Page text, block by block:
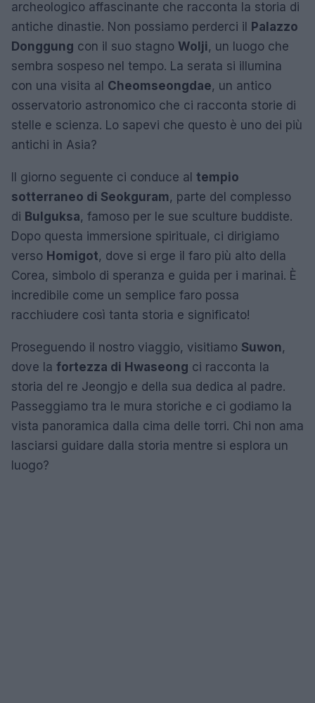
archeologico affascinante che racconta la storia di
antiche dinastie. Non possiamo perderci il Palazzo
Donggung con il suo stagno Wolji, un luogo che
sembra sospeso nel tempo. La serata si illumina
con una visita al Cheomseongdae, un antico
osservatorio astronomico che ci racconta storie di
stelle e scienza. Lo sapevi che questo è uno dei più
antichi in Asia?
Il giorno seguente ci conduce al tempio
sotterraneo di Seokguram, parte del complesso
di Bulguksa, famoso per le sue sculture buddiste.
Dopo questa immersione spirituale, ci dirigiamo
verso Homigot, dove si erge il faro più alto della
Corea, simbolo di speranza e guida per i marinai. È
incredibile come un semplice faro possa
racchiudere così tanta storia e significato!
Proseguendo il nostro viaggio, visitiamo Suwon,
dove la fortezza di Hwaseong ci racconta la
storia del re Jeongjo e della sua dedica al padre.
Passeggiamo tra le mura storiche e ci godiamo la
vista panoramica dalla cima delle torri. Chi non ama
lasciarsi guidare dalla storia mentre si esplora un
luogo?